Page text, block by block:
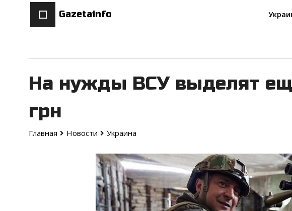
Gazetainfo
На нужды ВСУ выделят
грн
Главная Новости Украина